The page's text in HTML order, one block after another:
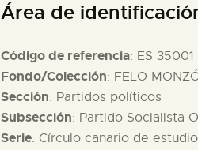
Área de
Código de referencia: ES
Fondo/Colección: FELO
Sección: Partidos políticos
Subsección: Partido Socialista
Serie: Círculo canario de